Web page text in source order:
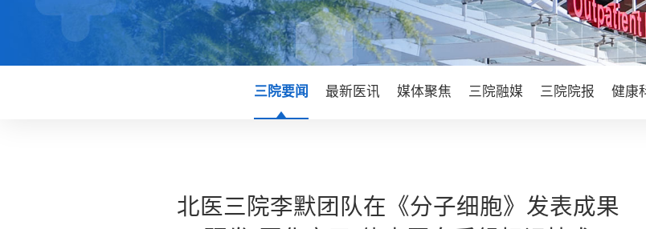
三院要闻 最新医讯 媒体聚焦 三院融媒 三院院报 健康
北医三院李默团队在《分子细胞》发表成果